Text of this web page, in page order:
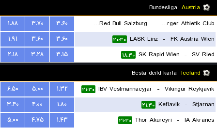
۱۹:۳۰Austria
Wolfsberger Athletik Club
-
FC Red Bull Salzburg
۱۸:۳۰
۳.۶۰ ۳.۷۰
۱.۸۸
FK Austria Wien
-
LASK Linz ۲۰:۳۰ ۳.۶۰ ۳.۶۰
۱.۹۱
SV Ried
-
SK Rapid Wien ۱۸:۳۰ ۳.۱۵ ۳.۲۸
۲.۱۸
Iceland
Vikingur Reykjavik
-
IBV Vestmannaeyjar ۲۱:۳۰ ۱.۳۲ ۵.۰۰
۶.۵۰
Stjarnan
-
Keflavik ۲۱:۳۰ ۱.۸۰ ۴.۰۰
۳.۴۰
IA Akranes
-
Thor Akureyri ۲۱:۳۰ ۱.۴۳ ۴.۷۵
۵.۰۰